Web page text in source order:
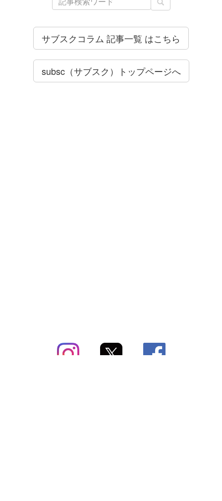
サブスクコラム 記事一覧 はこちら
subsc（サブスク）トップページへ